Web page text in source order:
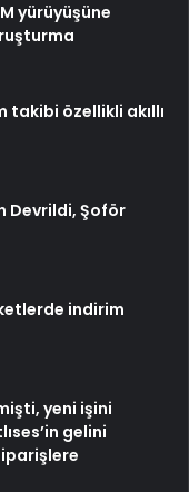
yürüyüşüne
takibi özellikli akıllı
Devrildi, Şoför
indirim
yeni işini
gelini